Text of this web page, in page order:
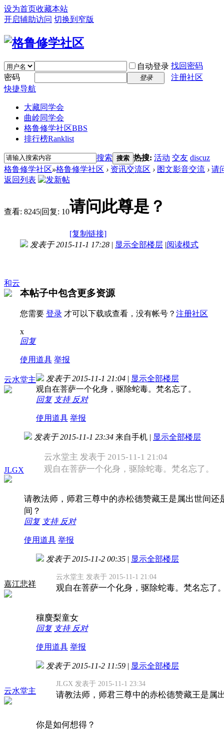
设为首页收藏本站
开启辅助访问 切换到窄版
自动登录 找回密码
密码
登录
注册社区
快捷导航
大藏同学会
曲岭同学会
格鲁修学社区BBS
排行榜Ranklist
搜索 搜索 热搜: 活动 交友 discuz
格鲁修学社区»格鲁修学社区 › 资讯交流区 › 图文影音交流 › 请
返回列表
查看: 8245|回复: 10请问此尊是？
[复制链接]
和云
发表于 2015-11-1 17:28 | 显示全部楼层 |阅读模式
本帖子中包含更多资源
您需要 登录 才可以下载或查看，没有帐号？ 注册社区
x
回复
使用道具 举报
云水堂主 发表于 2015-11-1 21:04 | 显示全部楼层
观自在菩萨一个化身，驱除蛇毒。梵名忘了。
回复 支持 反对
使用道具 举报
JLGX
发表于 2015-11-1 23:34 来自手机 | 显示全部楼层
云水堂主 发表于 2015-11-1 21:04
观自在菩萨一个化身，驱除蛇毒。梵名忘了。
请教法师，师君三尊中的赤松德赞藏王是属出世间还
间？
回复 支持 反对
使用道具 举报
嘉江悲祥
发表于 2015-11-2 00:35 | 显示全部楼层
云水堂主 发表于 2015-11-1 21:04
观自在菩萨一个化身，驱除蛇毒。梵名忘了
穰麌梨童女
回复 支持 反对
使用道具 举报
云水堂主
发表于 2015-11-2 11:59 | 显示全部楼层
JLGX 发表于 2015-11-1 23:34
请教法师，师君三尊中的赤松德赞藏王是属
你是如何想得？